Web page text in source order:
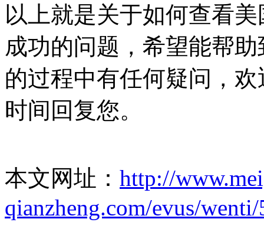
以上就是关于如何查看
成功的问题，希望能帮
的过程中有任何疑问，
时间回复您。
本文网址： http://
qianzheng.com/evus/